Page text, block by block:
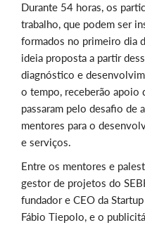
Durante 54 horas, os
trabalho, que podem ser
formados no primeiro dia
ideia proposta a partir
diagnóstico e
o tempo, receberão apoio
passaram pelo desafio de
mentores para o
e serviços.
Entre os mentores e
gestor de projetos do
fundador e CEO da
Fábio Tiepolo, e o